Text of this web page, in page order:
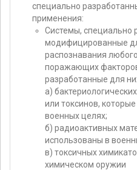
специально
применения:
Системы, специально
модифицированные
распознавания
поражающих
разработанные для
а)
или токсинов,
военных целях;
б) радиоактивных
использованы в
в) токсичных
химическом оружии